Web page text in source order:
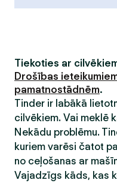
Tiekoties ar
Drošības
pamatnostādnēm.
Tinder ir labākā
cilvēkiem. Vai meklē
Nekādu problēmu.
kuriem varēsi čatot
no ceļošanas ar
Vajadzīgs kāds, kas